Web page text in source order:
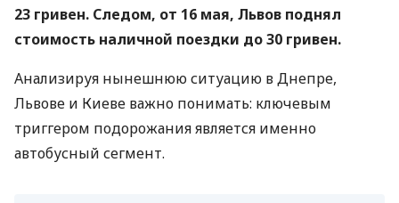
23 гривен. Следом, от 16 мая, Львов поднял
стоимость наличной поездки до 30 гривен.
Анализируя нынешнюю ситуацию в Днепре,
Львове и Киеве важно понимать: ключевым
триггером подорожания является именно
автобусный сегмент.